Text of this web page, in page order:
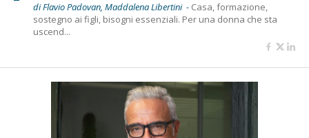
di Flavio Padovan, Maddalena Libertini - Casa, formazione,
sostegno ai figli, bisogni essenziali. Per una donna che sta
uscend...